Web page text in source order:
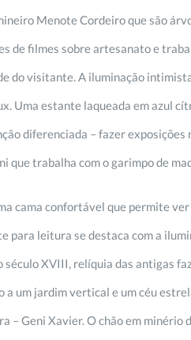
Menote Cordeiro que são
de filmes sobre artesanato e
do visitante. A iluminação
Uma estante laqueada em azul
diferenciada – fazer
que trabalha com o garimpo de
cama confortável que permite
para leitura se destaca com a
século XVIII, relíquia das antigas
a um jardim vertical e um céu
– Geni Xavier. O chão em minério